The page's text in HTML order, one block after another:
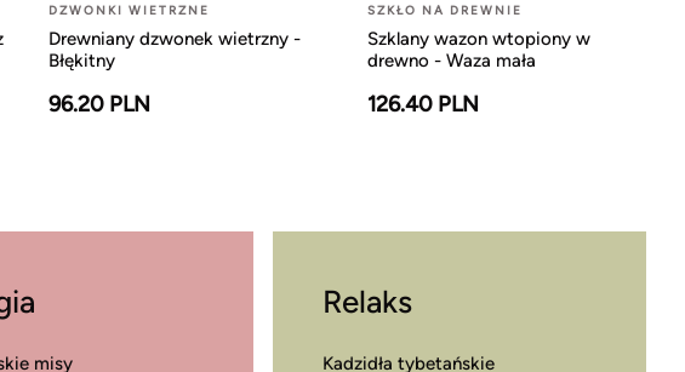
DZWONKI WIETRZNE
Drewniany dzwonek wietrzny -
Błękitny
96.20 PLN
SZKŁO NA DREWNIE
Szklany wazon wtopiony w
drewno - Waza mała
126.40 PLN
misy
Relaks
Kadzidła tybetańskie